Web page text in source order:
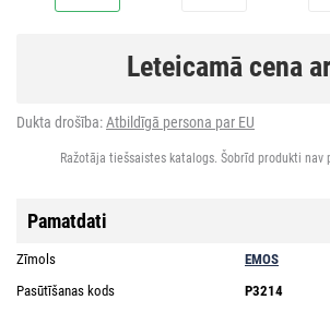
Leteicamā cena
Dukta drošība:Atbildīgā persona par EU
Ražotāja tiešsaistes katalogs. Šobrīd produkti nav
Pamatdati
Zīmols
EMOS
Pasūtīšanas kods
P3214